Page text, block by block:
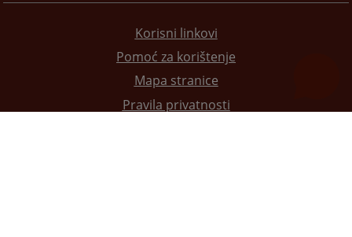
Korisni linkovi
Pomoć za korištenje
Mapa stranice
Pravila privatnosti